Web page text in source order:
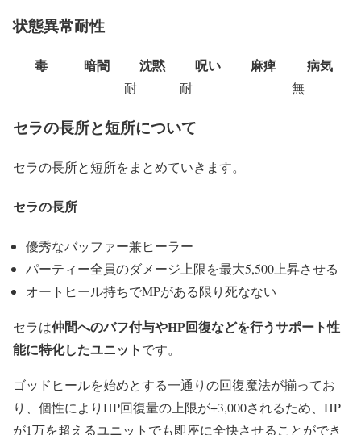
状態異常耐性
毒 暗闇 沈黙 呪い 麻痺 病気
– – 耐 耐 – 無
セラの長所と短所について
セラの長所と短所をまとめていきます。
セラの長所
優秀なバッファー兼ヒーラー
パーティー全員のダメージ上限を最大5,500上昇させる
オートヒール持ちでMPがある限り死なない
セラは仲間へのバフ付与やHP回復などを行うサポート性
能に特化したユニットです。
ゴッドヒールを始めとする一通りの回復魔法が揃ってお
り、個性によりHP回復量の上限が+3,000されるため、HP
が1万を超えるユニットでも即座に全快させることができ